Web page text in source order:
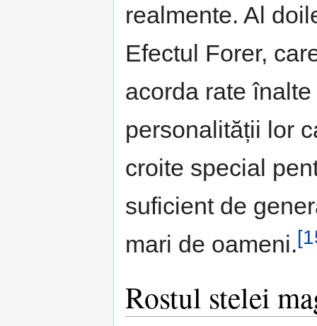
realmente. Al
Efectul Forer,
acorda rate
personalității lor
croite special
suficient de
mari de oameni.
Rostul stelei